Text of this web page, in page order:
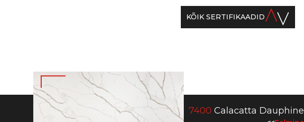
KÕIK SERTIFIKAADID
7400 Calacatta Dauphine